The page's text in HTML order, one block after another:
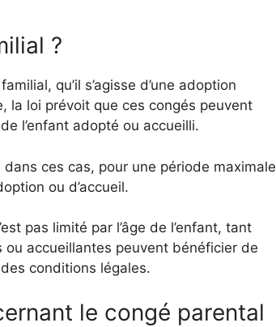
?
qu’il s’agisse d’une adoption
la loi prévoit que ces congés peuvent
l’enfant adopté ou accueilli.
ces cas, pour une période maximale
ou d’accueil.
pas limité par l’âge de l’enfant, tant
ou accueillantes peuvent bénéficier de
conditions légales.
le congé parental